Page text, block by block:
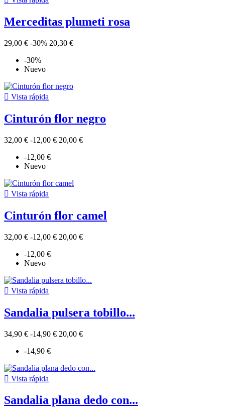
Merceditas plumeti rosa
29,00 € -30% 20,30 €
-30%
Nuevo
 Vista rápida
Cinturón flor negro
32,00 € -12,00 € 20,00 €
-12,00 €
Nuevo
 Vista rápida
Cinturón flor camel
32,00 € -12,00 € 20,00 €
-12,00 €
Nuevo
 Vista rápida
Sandalia pulsera tobillo...
34,90 € -14,90 € 20,00 €
-14,90 €
 Vista rápida
Sandalia plana dedo con...